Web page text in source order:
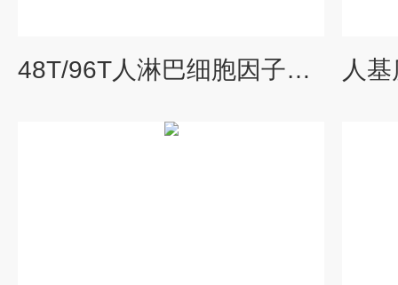
48T/96T人淋巴细胞因子elisa试剂盒